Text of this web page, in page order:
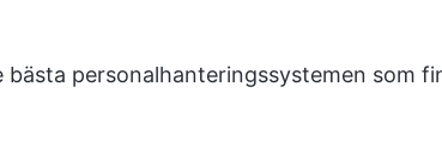
bästa personalhanteringssystemen som